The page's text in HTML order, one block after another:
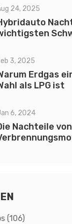
24, 2025
3, 2025
Erdgas
als LPG ist
6, 2024
Nachteile
(106)